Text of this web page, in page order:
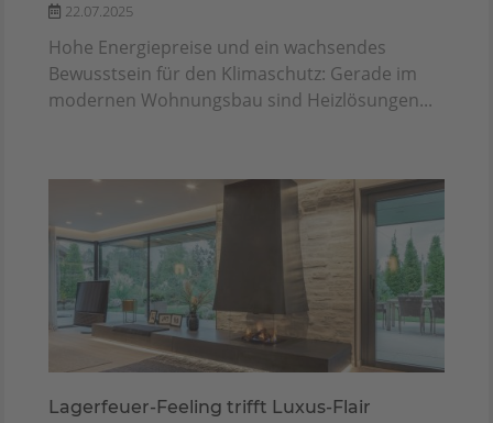
22.07.2025
Hohe Energiepreise und ein wachsendes
Bewusstsein für den Klimaschutz: Gerade im
modernen Wohnungsbau sind Heizlösungen...
Lagerfeuer-Feeling trifft Luxus-Flair